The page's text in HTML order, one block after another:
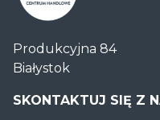
Handlowe
Auchan
Produkcyjna
Produkcyjna 84
Białystok
SKONTAKTUJ SIĘ Z